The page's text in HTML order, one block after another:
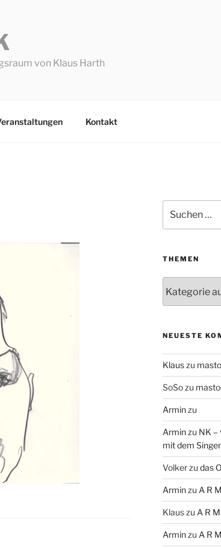
von Klaus Harth
Kontakt
nach:
THEMEN
NEUESTE
Klauszu
SoSozu
Arminzu
Arminzu NK –
mit dem
Volkerzu das
Arminzu A R
Klauszu A R
Arminzu A R